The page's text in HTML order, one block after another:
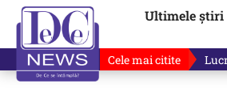
Ultimele știri
Cele mai citite Ilie